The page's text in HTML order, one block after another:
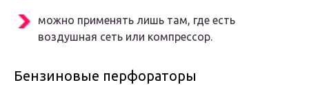
можно применять лишь там, где есть
воздушная сеть или компрессор.
Бензиновые перфораторы